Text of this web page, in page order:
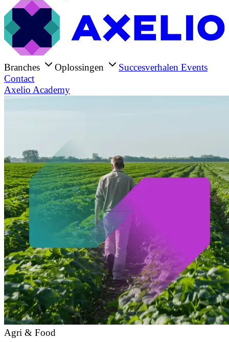
Branches Oplossingen Succesverhalen Events
Contact
Axelio Academy
Agri & Food